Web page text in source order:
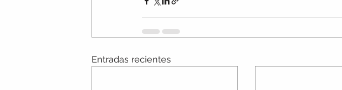
Entradas recientes